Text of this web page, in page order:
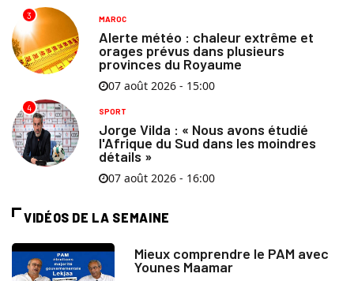
3 MAROC
Alerte météo : chaleur extrême et
orages prévus dans plusieurs
provinces du Royaume
07 août 2026 - 15:00
4 SPORT
Jorge Vilda : « Nous avons étudié
l'Afrique du Sud dans les moindres
détails »
07 août 2026 - 16:00
VIDÉOS DE LA SEMAINE
Mieux comprendre le PAM avec
Younes Maamar